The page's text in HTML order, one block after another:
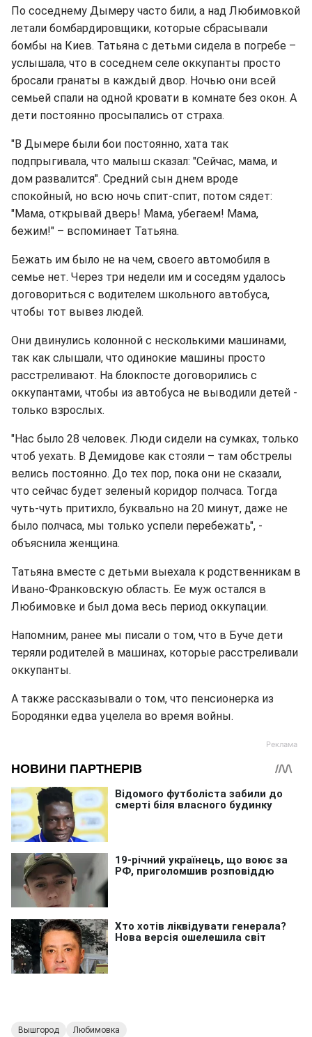
По соседнему Дымеру часто били, а над Любимовкой
летали бомбардировщики, которые сбрасывали
бомбы на Киев. Татьяна с детьми сидела в погребе –
услышала, что в соседнем селе оккупанты просто
бросали гранаты в каждый двор. Ночью они всей
семьей спали на одной кровати в комнате без окон. А
дети постоянно просыпались от страха.
"В Дымере были бои постоянно, хата так
подпрыгивала, что малыш сказал: "Сейчас, мама, и
дом развалится". Средний сын днем вроде
спокойный, но всю ночь спит-спит, потом сядет:
"Мама, открывай дверь! Мама, убегаем! Мама,
бежим!" – вспоминает Татьяна.
Бежать им было не на чем, своего автомобиля в
семье нет. Через три недели им и соседям удалось
договориться с водителем школьного автобуса,
чтобы тот вывез людей.
Они двинулись колонной с несколькими машинами,
так как слышали, что одинокие машины просто
расстреливают. На блокпосте договорились с
оккупантами, чтобы из автобуса не выводили детей -
только взрослых.
"Нас было 28 человек. Люди сидели на сумках, только
чтоб уехать. В Демидове как стояли – там обстрелы
велись постоянно. До тех пор, пока они не сказали,
что сейчас будет зеленый коридор полчаса. Тогда
чуть-чуть притихло, буквально на 20 минут, даже не
было полчаса, мы только успели перебежать", -
объяснила женщина.
Татьяна вместе с детьми выехала к родственникам в
Ивано-Франковскую область. Ее муж остался в
Любимовке и был дома весь период оккупации.
Напомним, ранее мы писали о том, что в Буче дети
теряли родителей в машинах, которые расстреливали
оккупанты.
А также рассказывали о том, что пенсионерка из
Бородянки едва уцелела во время войны.
Вышгород Любимовка